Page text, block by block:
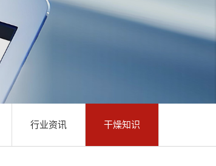
行业资讯 干燥知识